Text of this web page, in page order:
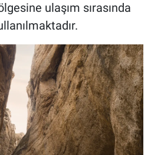
ulaşım sırasında